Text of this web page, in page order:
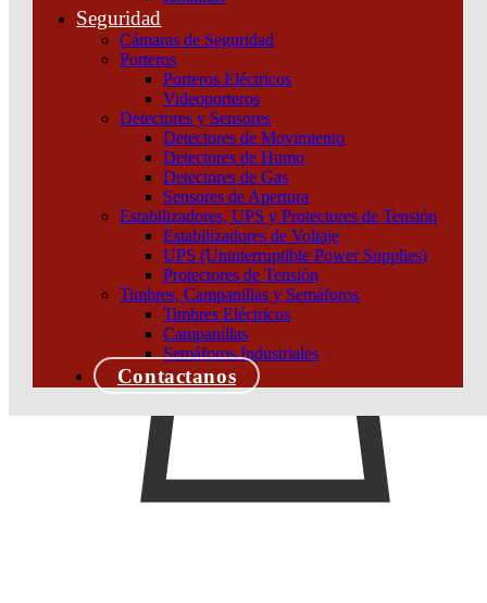
Seguridad
Cámaras de Seguridad
Porteros
Porteros Eléctricos
Videoporteros
Detectores y Sensores
Detectores de Movimiento
Detectores de Humo
Detectores de Gas
Sensores de Apertura
Estabilizadores, UPS y Protectores de Tensión
Estabilizadores de Voltaje
UPS (Uninterruptible Power Supplies)
Protectores de Tensión
Timbres, Campanillas y Semáforos
Timbres Eléctricos
Campanillas
Semáforos Industriales
Contactanos
Interruptor Compact Nsx100B 25 Ka A 415 Vca Unidad
De Control Tmd 80 A 4 Polos 3D Schneider
Añadir al carrito